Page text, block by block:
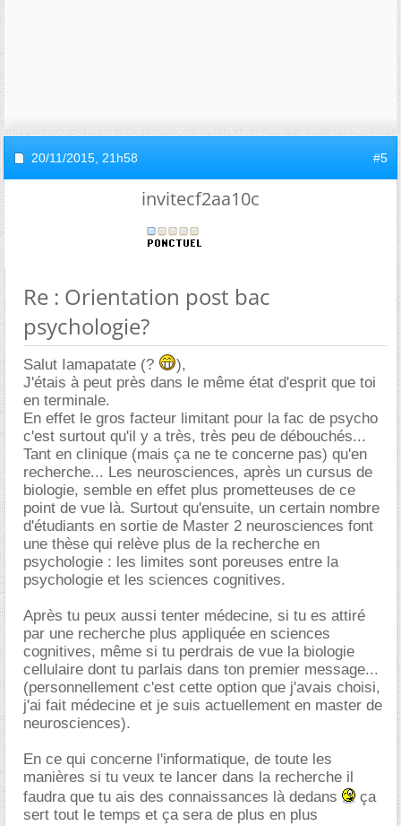
20/11/2015, 21h58 #5
invitecf2aa10c
Re : Orientation post bac
psychologie?
Salut Iamapatate (?
),
J'étais à peut près dans le même état d'esprit que toi
en terminale.
En effet le gros facteur limitant pour la fac de psycho
c'est surtout qu'il y a très, très peu de débouchés...
Tant en clinique (mais ça ne te concerne pas) qu'en
recherche... Les neurosciences, après un cursus de
biologie, semble en effet plus prometteuses de ce
point de vue là. Surtout qu'ensuite, un certain nombre
d'étudiants en sortie de Master 2 neurosciences font
une thèse qui relève plus de la recherche en
psychologie : les limites sont poreuses entre la
psychologie et les sciences cognitives.
Après tu peux aussi tenter médecine, si tu es attiré
par une recherche plus appliquée en sciences
cognitives, même si tu perdrais de vue la biologie
cellulaire dont tu parlais dans ton premier message...
(personnellement c'est cette option que j'avais choisi,
j'ai fait médecine et je suis actuellement en master de
neurosciences).
En ce qui concerne l'informatique, de toute les
manières si tu veux te lancer dans la recherche il
faudra que tu ais des connaissances là dedans
ça
sert tout le temps et ça sera de plus en plus